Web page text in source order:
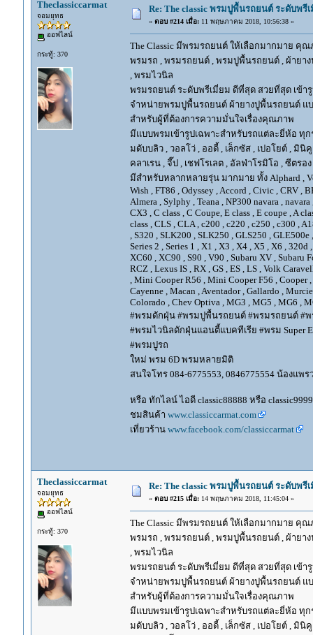
Theclassiccarmat
จอมยุทธ
ออฟไลน์
กระทู้: 370
Re: The classic พรมปูพื้นรถยนต์ ระดับพรี
« ตอบ #214 เมื่อ:11 พฤษภาคม 2018, 10:56:38 »
The Classic มีพรมรถยนต์ ให้เลือกมากมาย คุ
พรมรถ , พรมรถยนต์ , พรมปูพื้นรถยนต์ , ผ้ายา
, พรมไวนิล
พรมรถยนต์ ระดับพรีเมี่ยม ดีที่สุด สวยที่สุด เข้ารู
จำหน่ายพรมปูพื้นรถยนต์ ผ้ายางปูพื้นรถยนต์ แบบ
สำหรับผู้ที่ต้องการความมั่นใจเรื่องคุณภาพ
มีแบบพรมเข้ารูปเฉพาะสำหรับรถแต่ละยี่ห้อ ทุก
มดับบลิว , วอลโว่ , ออดี้ , เล็กซัส , เปอโยต์ , มินิ
คลาเรน , จี๊ป , เชฟโรเลต , อัลฟ่าโรมิโอ , ซีตร
มีสำหรับหลากหลายรุ่น มากมาย ทั้ง Alphard ,
Wish , FT86 , Odyssey , Accord , Civic , CRV ,
Almera , Sylphy , Teana , NP300 navara ,
CX3 , C class , C Coupe, E class , E coupe , A
class , CLS , CLA , c200 , c220 , c250 , c300 ,
, S320 , SLK200 , SLK250 , GLS250 , GLE500e
Series 2 , Series 1 , X1 , X3 , X4 , X5 , X6 ,
XC60 , XC90 , S90 , V90 , Subaru XV , Subaru
RCZ , Lexus IS , RX , GS , ES , LS , Volk
, Mini Cooper R56 , Mini Cooper F56 , Cooper
Cayenne , Macan , Aventador , Gallardo ,
Colorado , Chev Optiva , MG3 , MG5 , MG6 ,
#พรมดักฝุ่น #พรมปูพื้นรถยนต์ #พรมรถยนต์ #พ
#พรมไวนิลดักฝุ่นแอนตี้แบคทีเรีย #พรม Super
#พรมปูรถ
ใหม่ พรม 6D พรมหลายมิติ
สนใจโทร 084-6775553, 0846775554 น้องแพ
หรือ ทักไลน์ ไอดี classic88888 หรือ
ชมสินค้า www.classiccarmat.com
เที่ยวร้าน www.facebook.com/classiccarmat
Theclassiccarmat
จอมยุทธ
ออฟไลน์
กระทู้: 370
Re: The classic พรมปูพื้นรถยนต์ ระดับพรี
« ตอบ #215 เมื่อ:14 พฤษภาคม 2018, 11:45:04 »
The Classic มีพรมรถยนต์ ให้เลือกมากมาย คุ
พรมรถ , พรมรถยนต์ , พรมปูพื้นรถยนต์ , ผ้ายา
, พรมไวนิล
พรมรถยนต์ ระดับพรีเมี่ยม ดีที่สุด สวยที่สุด เข้ารู
จำหน่ายพรมปูพื้นรถยนต์ ผ้ายางปูพื้นรถยนต์ แบบ
สำหรับผู้ที่ต้องการความมั่นใจเรื่องคุณภาพ
มีแบบพรมเข้ารูปเฉพาะสำหรับรถแต่ละยี่ห้อ ทุก
มดับบลิว , วอลโว่ , ออดี้ , เล็กซัส , เปอโยต์ , มินิ